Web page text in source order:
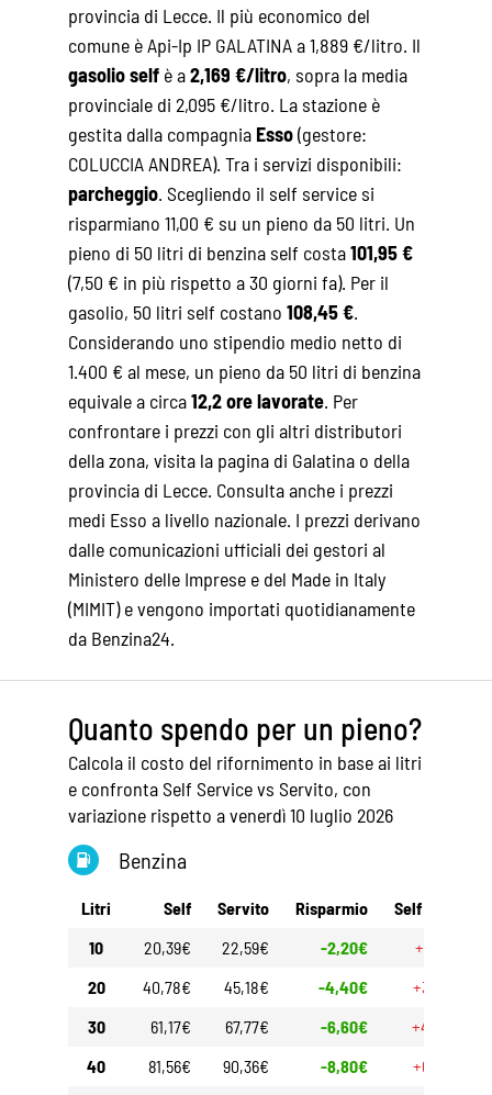
provincia di Lecce. Il più economico del
comune è Api-Ip IP GALATINA a 1,889 €/litro. Il
gasolio self è a2,169 €/litro, sopra la media
provinciale di 2,095 €/litro. La stazione è
gestita dalla compagnia Esso(gestore:
COLUCCIA ANDREA). Tra i servizi disponibili:
parcheggio. Scegliendo il self service si
risparmiano 11,00 € su un pieno da 50 litri. Un
pieno di 50 litri di benzina self costa101,95 €
(7,50 € in più rispetto a 30 giorni fa). Per il
gasolio, 50 litri self costano 108,45 €.
Considerando uno stipendio medio netto di
1.400 € al mese, un pieno da 50 litri di benzina
equivale a circa12,2 ore lavorate. Per
confrontare i prezzi con gli altri distributori
della zona, visita la pagina di Galatina o della
provincia di Lecce. Consulta anche i prezzi
medi Esso a livello nazionale. I prezzi derivano
dalle comunicazioni ufficiali dei gestori al
Ministero delle Imprese e del Made in Italy
(MIMIT) e vengono importati quotidianamente
da Benzina24.
Quanto spendo per un pieno?
Calcola il costo del rifornimento in base ai litri
e confronta Self Service vs Servito, con
variazione rispetto a venerdì 10 luglio 2026
Benzina
Litri Self Servito Risparmio Self 30gg
10
20,39€ 22,59€ -2,20€
+1,50€
20
40,78€ 45,18€ -4,40€
+3,00€
30
61,17€ 67,77€ -6,60€
+4,50€
40
81,56€ 90,36€ -8,80€ +6,00€